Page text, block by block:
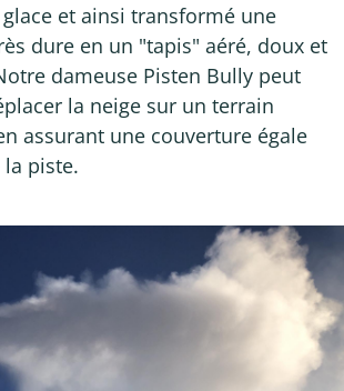
glace et ainsi transformé une
dure en un "tapis" aéré, doux et
dameuse Pisten Bully peut
la neige sur un terrain
assurant une couverture égale
piste.